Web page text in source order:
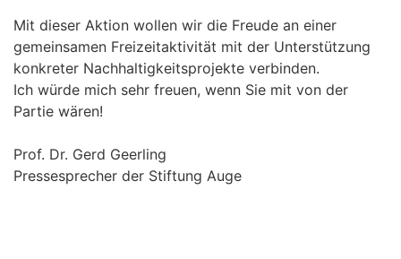
Mit dieser Aktion wollen wir die Freude an einer
gemeinsamen Freizeitaktivität mit der Unterstützung
konkreter Nachhaltigkeitsprojekte verbinden.
Ich würde mich sehr freuen, wenn Sie mit von der
Partie wären!
Prof. Dr. Gerd Geerling
Pressesprecher der Stiftung Auge